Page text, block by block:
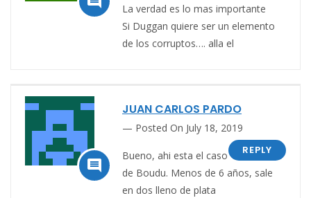
La verdad es lo mas importante
Si Duggan quiere ser un elemento
de los corruptos…. alla el

JUAN CARLOS PARDO
Posted On July 18, 2019
REPLY
Bueno, ahi esta el caso
de Boudu. Menos de 6 años, sale
en dos lleno de plata